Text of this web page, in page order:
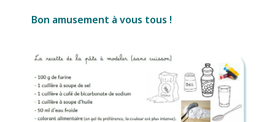
Bon amusement à vous tous !